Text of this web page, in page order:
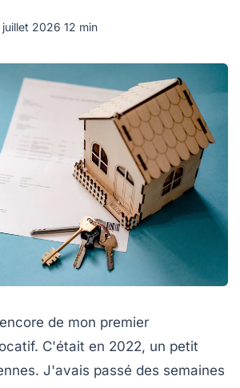
2026·12 min
de mon premier
C'était en 2022, un petit
J'avais passé des semaines